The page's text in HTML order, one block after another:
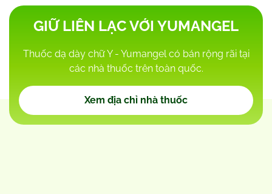
GIỮ LIÊN LẠC VỚI YUMANGEL
Thuốc dạ dày chữ Y - Yumangel có bán rộng rãi tại
các nhà thuốc trên toàn quốc.
Xem địa chỉ nhà thuốc